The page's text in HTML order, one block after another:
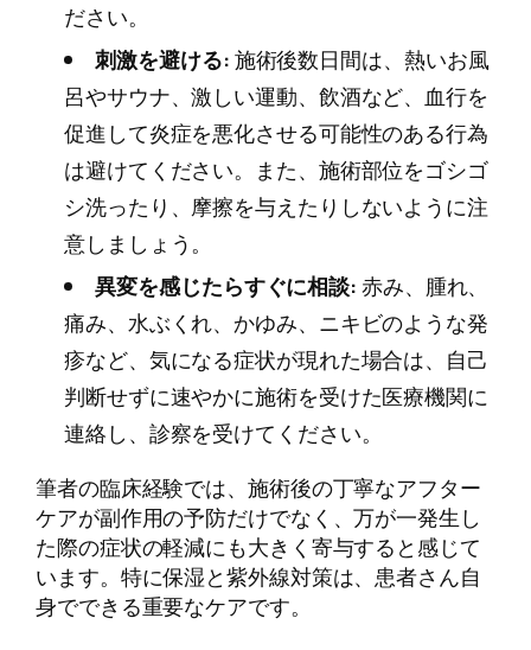
ださい。
刺激を避ける:施術後数日間は、熱いお風
呂やサウナ、激しい運動、飲酒など、血行を
促進して炎症を悪化させる可能性のある行為
は避けてください。また、施術部位をゴシゴ
シ洗ったり、摩擦を与えたりしないように注
意しましょう。
異変を感じたらすぐに相談:赤み、腫れ、
痛み、水ぶくれ、かゆみ、ニキビのような発
疹など、気になる症状が現れた場合は、自己
判断せずに速やかに施術を受けた医療機関に
連絡し、診察を受けてください。
筆者の臨床経験では、施術後の丁寧なアフター
ケアが副作用の予防だけでなく、万が一発生し
た際の症状の軽減にも大きく寄与すると感じて
います。特に保湿と紫外線対策は、患者さん自
身でできる重要なケアです。